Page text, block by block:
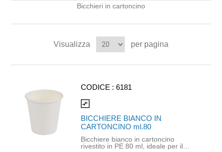
Bicchieri in cartoncino
Visualizza per pagina
CODICE :6181
compare_arrows
BICCHIERE BIANCO IN
CARTONCINO ml.80
Bicchiere bianco in cartoncino
rivestito in PE 80 ml, ideale per il